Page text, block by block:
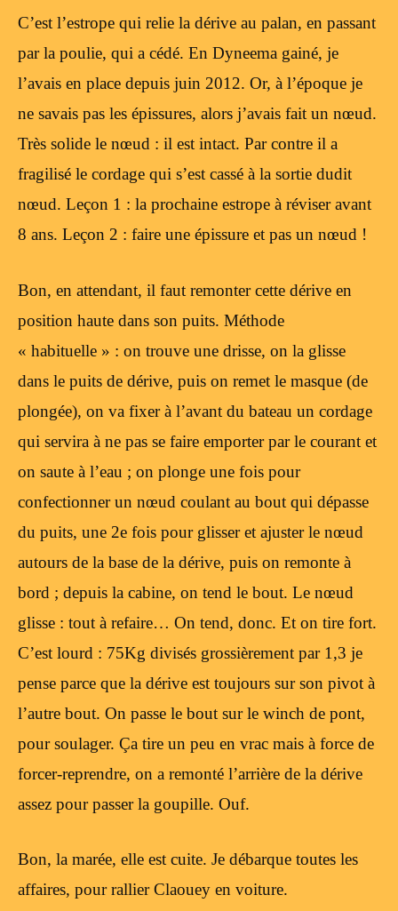
C’est l’estrope qui relie la dérive au palan, en passant
par la poulie, qui a cédé. En Dyneema gainé, je
l’avais en place depuis juin 2012. Or, à l’époque je
ne savais pas les épissures, alors j’avais fait un nœud.
Très solide le nœud : il est intact. Par contre il a
fragilisé le cordage qui s’est cassé à la sortie dudit
nœud. Leçon 1 : la prochaine estrope à réviser avant
8 ans. Leçon 2 : faire une épissure et pas un nœud !
Bon, en attendant, il faut remonter cette dérive en
position haute dans son puits. Méthode
« habituelle » : on trouve une drisse, on la glisse
dans le puits de dérive, puis on remet le masque (de
plongée), on va fixer à l’avant du bateau un cordage
qui servira à ne pas se faire emporter par le courant et
on saute à l’eau ; on plonge une fois pour
confectionner un nœud coulant au bout qui dépasse
du puits, une 2e fois pour glisser et ajuster le nœud
autours de la base de la dérive, puis on remonte à
bord ; depuis la cabine, on tend le bout. Le nœud
glisse : tout à refaire… On tend, donc. Et on tire fort.
C’est lourd : 75Kg divisés grossièrement par 1,3 je
pense parce que la dérive est toujours sur son pivot à
l’autre bout. On passe le bout sur le winch de pont,
pour soulager. Ça tire un peu en vrac mais à force de
forcer-reprendre, on a remonté l’arrière de la dérive
assez pour passer la goupille. Ouf.
Bon, la marée, elle est cuite. Je débarque toutes les
affaires, pour rallier Claouey en voiture.